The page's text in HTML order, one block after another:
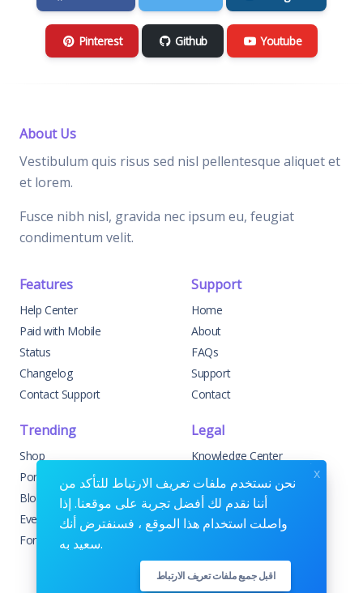
Pinterest Github Youtube
About Us
Vestibulum quis risus sed nisl pellentesque aliquet et
et lorem.
Fusce nibh nisl, gravida nec ipsum eu, feugiat
condimentum velit.
Features
Help Center
Paid with Mobile
Status
Changelog
Contact Support
Support
Home
About
FAQs
Support
Contact
Trending
Shop
Portfolio
Blog
Events
Forums
Legal
Knowledge Center
Custom Development
Sponsorships
Terms & Conditions
نحن نستخدم ملفات تعريف الارتباط للتأكد من
أننا نقدم لك أفضل تجربة على موقعنا. إذا
واصلت استخدام هذا الموقع ، فسنفترض أنك
سعيد به.
اقبل جميع ملفات تعريف الارتباط
x